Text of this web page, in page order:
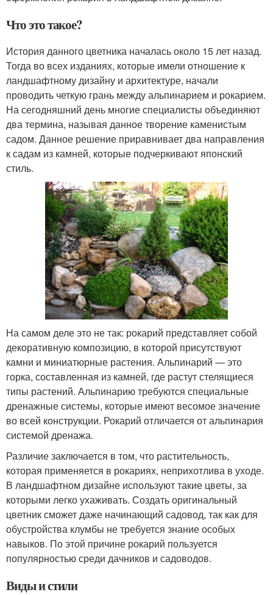
Что это такое?
История данного цветника началась около 15 лет назад.
Тогда во всех изданиях, которые имели отношение к
ландшафтному дизайну и архитектуре, начали
проводить четкую грань между альпинарием и рокарием.
На сегодняшний день многие специалисты объединяют
два термина, называя данное творение каменистым
садом. Данное решение приравнивает два направления
к садам из камней, которые подчеркивают японский
стиль.
На самом деле это не так: рокарий представляет собой
декоративную композицию, в которой присутствуют
камни и миниатюрные растения. Альпинарий — это
горка, составленная из камней, где растут стелящиеся
типы растений. Альпинарию требуются специальные
дренажные системы, которые имеют весомое значение
во всей конструкции. Рокарий отличается от альпинария
системой дренажа.
Различие заключается в том, что растительность,
которая применяется в рокариях, неприхотлива в уходе.
В ландшафтном дизайне используют такие цветы, за
которыми легко ухаживать. Создать оригинальный
цветник сможет даже начинающий садовод, так как для
обустройства клумбы не требуется знание особых
навыков. По этой причине рокарий пользуется
популярностью среди дачников и садоводов.
Виды и стили